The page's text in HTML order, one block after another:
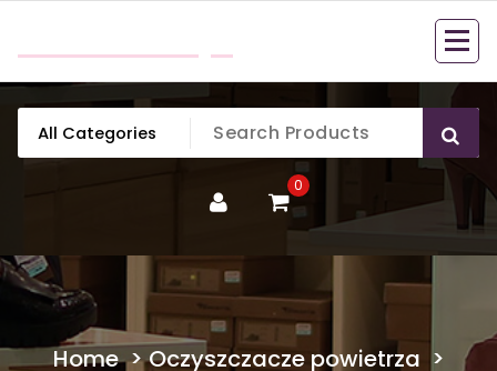
content
0
Home>Oczyszczacze powietrza >